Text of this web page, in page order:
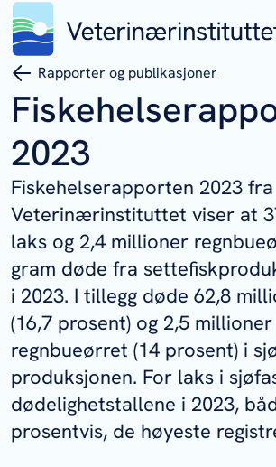
Rapporter og publikasjoner
2023
Fiskehelserapporten 2023 fra
Veterinærinstituttet viser at
laks og 2,4 millioner
gram døde fra
i 2023. I tillegg døde 62,8
(16,7 prosent) og 2,5 millioner
regnbueørret (14 prosent) i
produksjonen. For laks i
dødelighetstallene i 2023,
prosentvis, de høyeste